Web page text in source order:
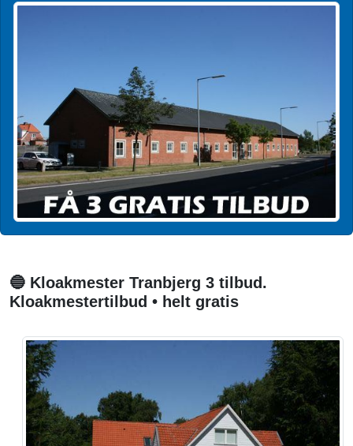
🔵 Kloakmester Tranbjerg 3 tilbud.
Kloakmestertilbud • helt gratis